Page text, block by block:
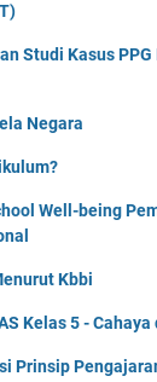
Studi Kasus
Negara
Well-being
Kbbi
Kelas 5 -
Prinsip